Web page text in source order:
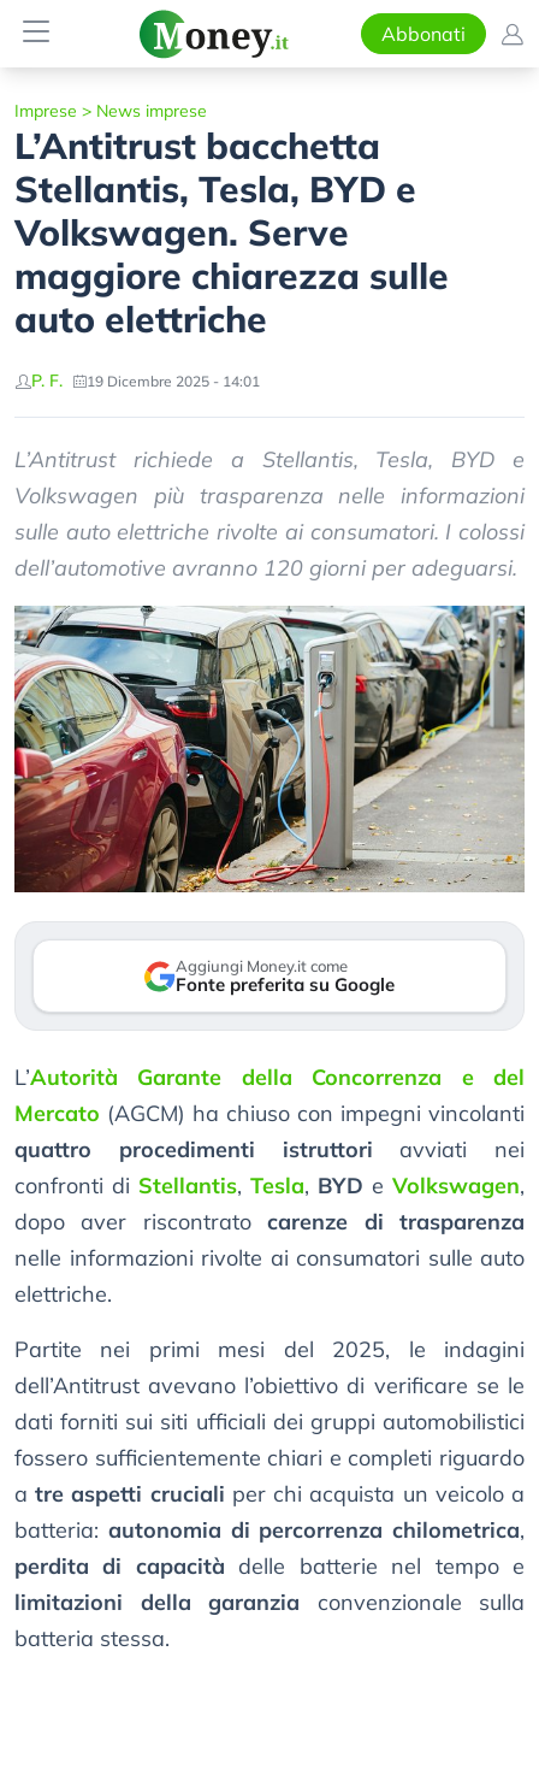
Abbonati
Imprese > News imprese
L’Antitrust bacchetta
Stellantis, Tesla, BYD e
Volkswagen. Serve
maggiore chiarezza sulle
auto elettriche
P. F. 19 Dicembre 2025 - 14:01
L’Antitrust richiede a Stellantis, Tesla, BYD e
Volkswagen più trasparenza nelle informazioni
sulle auto elettriche rivolte ai consumatori. I colossi
dell’automotive avranno 120 giorni per adeguarsi.
Aggiungi Money.it come
Fonte preferita su Google
L’Autorità Garante della Concorrenza e del
Mercato (AGCM) ha chiuso con impegni vincolanti
quattro procedimenti istruttori avviati nei
confronti di Stellantis, Tesla, BYD e Volkswagen,
dopo aver riscontratocarenze di trasparenza
nelle informazioni rivolte ai consumatori sulle auto
elettriche.
Partite nei primi mesi del 2025, le indagini
dell’Antitrust avevano l’obiettivo di verificare se le
dati forniti sui siti ufficiali dei gruppi automobilistici
fossero sufficientemente chiari e completi riguardo
atre aspetti cruciali per chi acquista un veicolo a
batteria: autonomia di percorrenza chilometrica,
perdita di capacità delle batterie nel tempo e
limitazioni della garanzia convenzionale sulla
batteria stessa.